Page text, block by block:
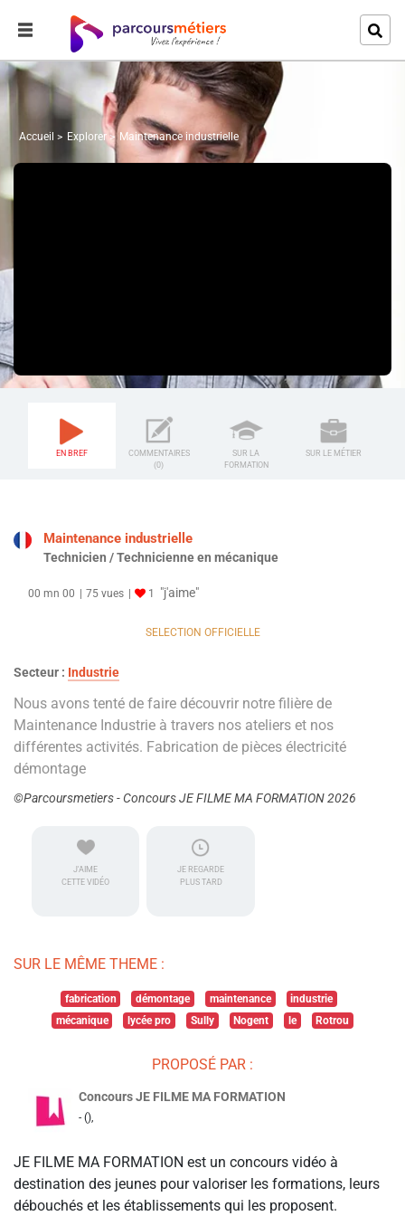
Accueil Explorer Maintenance industrielle
EN BREF
COMMENTAIRES
(0)
SUR LA
FORMATION
SUR LE MÉTIER
Maintenance industrielle
Technicien / Technicienne en mécanique
00 mn 00 75 vues 1 "j'aime"
SELECTION OFFICIELLE
Secteur : Industrie
Nous avons tenté de faire découvrir notre filière de
Maintenance Industrie à travers nos ateliers et nos
différentes activités. Fabrication de pièces électricité
démontage
©Parcoursmetiers - Concours JE FILME MA FORMATION 2026
J'AIME
CETTE VIDÉO
JE REGARDE
PLUS TARD
SUR LE MÊME THEME :
fabrication démontage maintenance
industrie
mécanique
lycée pro Sully Nogent le Rotrou
PROPOSÉ PAR :
Concours JE FILME MA FORMATION
- (),
JE FILME MA FORMATION est un concours vidéo à
destination des jeunes pour valoriser les formations, leurs
débouchés et les établissements qui les proposent.